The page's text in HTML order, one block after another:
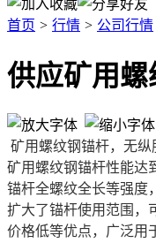
首页 > 行情 > 公司行情
供应矿用
矿用螺纹钢锚杆，无
矿用螺纹钢锚杆性能达
锚杆全螺纹全长等强度
扩大了锚杆使用范围，
价格低等优点，广泛用